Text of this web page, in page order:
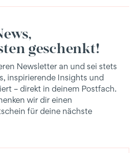
geschenkt!
Newsletter an und sei stets
inspirierende Insights und
– direkt in deinem Postfach.
wir dir einen
für deine nächste